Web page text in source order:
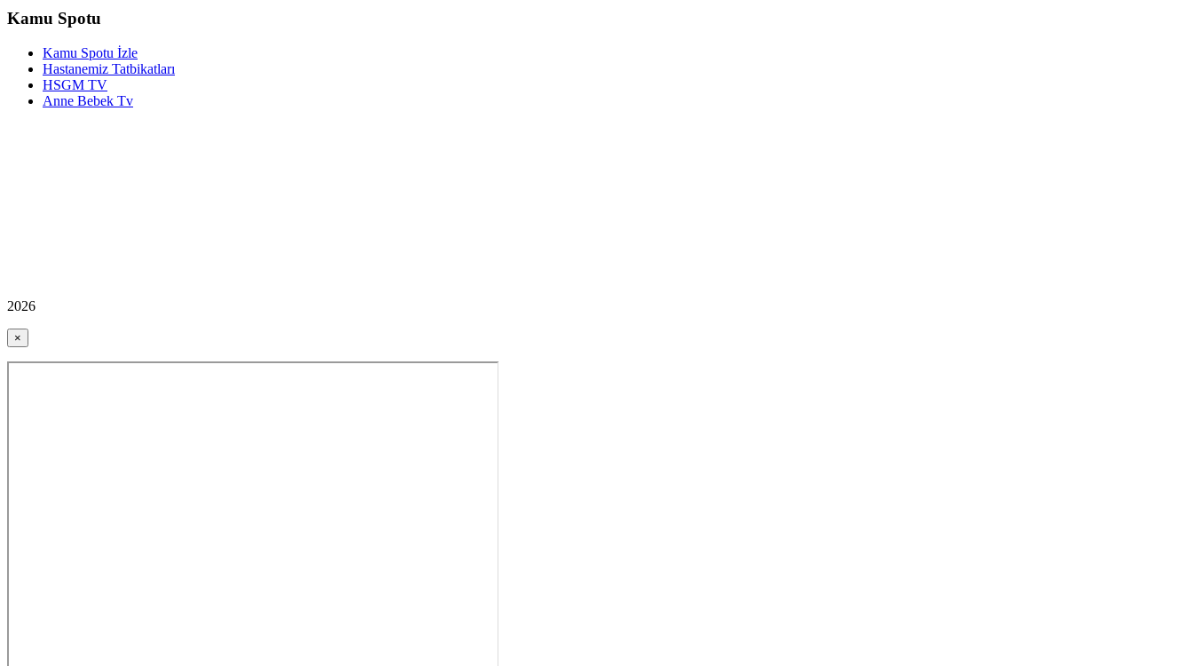
Kamu Spotu
Kamu Spotu İzle
Hastanemiz Tatbikatları
HSGM TV
Anne Bebek Tv
2026
×